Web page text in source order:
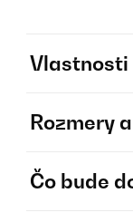
Vlastnosti
Rozmery
Čo bude